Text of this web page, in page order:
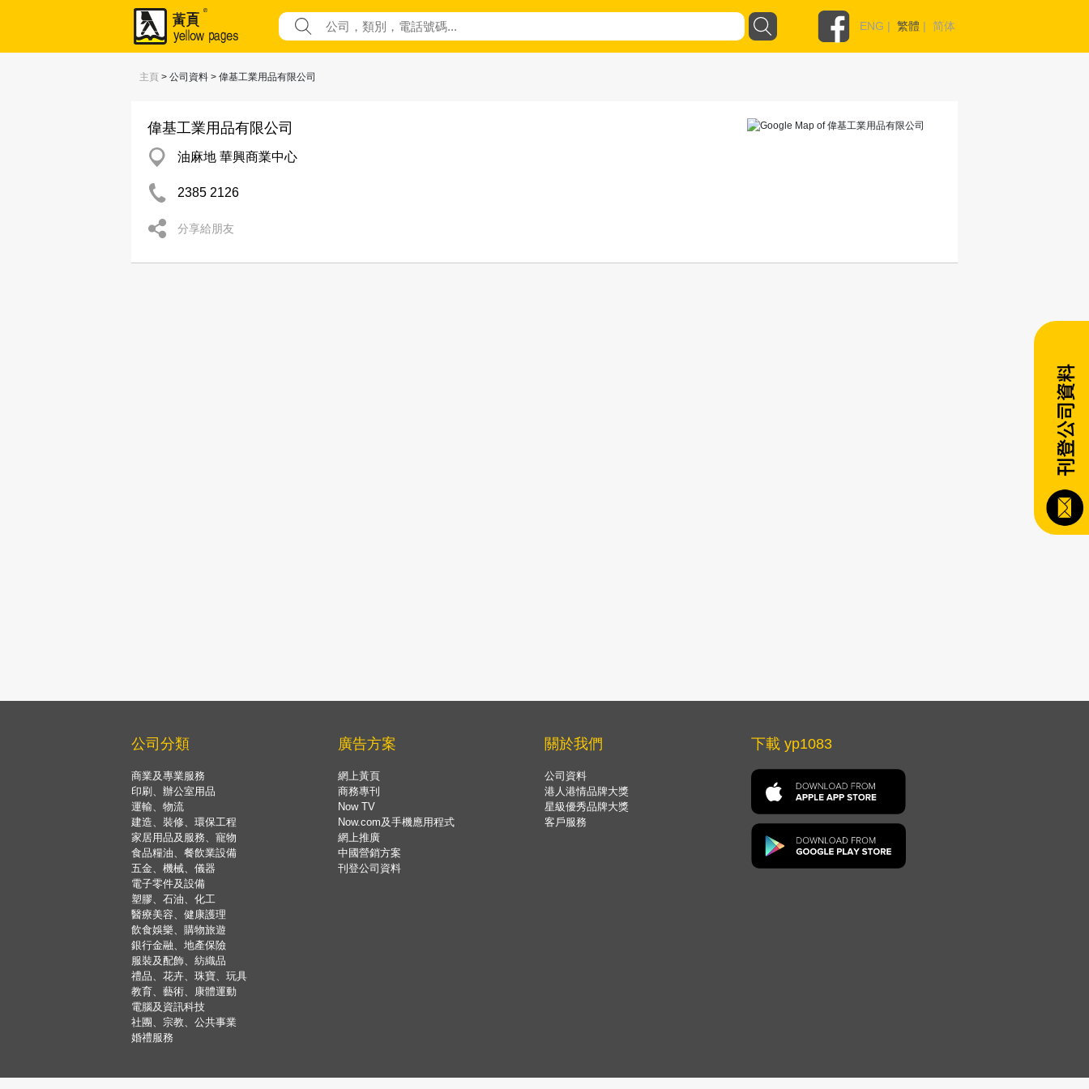
ENG | 繁體 | 简体
主頁 > 公司資料 > 偉基工業用品有限公司
偉基工業用品有限公司
油麻地 華興商業中心
2385 2126
分享給朋友
公司分類
商業及專業服務
印刷、辦公室用品
運輸、物流
建造、裝修、環保工程
家居用品及服務、寵物
食品糧油、餐飲業設備
五金、機械、儀器
電子零件及設備
塑膠、石油、化工
醫療美容、健康護理
飲食娛樂、購物旅遊
銀行金融、地產保險
服裝及配飾、紡織品
禮品、花卉、珠寶、玩具
教育、藝術、康體運動
電腦及資訊科技
社團、宗教、公共事業
婚禮服務
廣告方案
網上黃頁
商務專刊
Now TV
Now.com及手機應用程式
網上推廣
中國營銷方案
刊登公司資料
關於我們
公司資料
港人港情品牌大獎
星級優秀品牌大獎
客戶服務
下載 yp1083